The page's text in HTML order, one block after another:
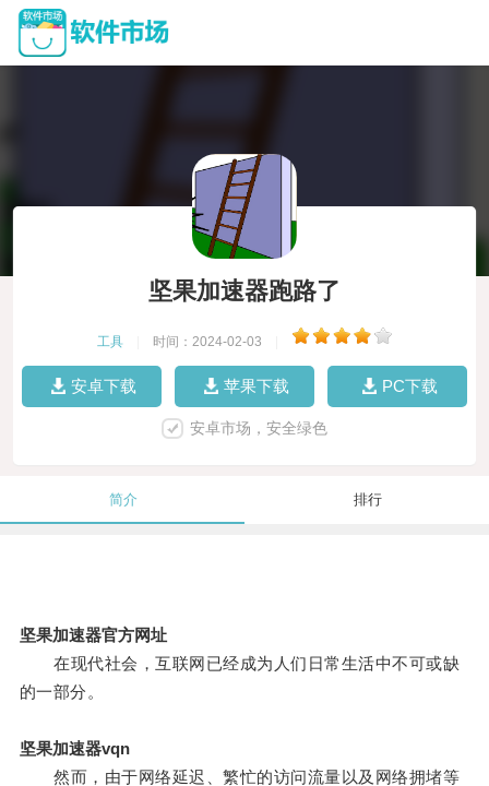
坚果加速器跑路了
工具 时间：2024-02-03
安卓下载 苹果下载 PC下载
安卓市场，安全绿色
简介 排行
坚果加速器官方网址
在现代社会，互联网已经成为人们日常生活中不可或缺
的一部分。
坚果加速器vqn
然而，由于网络延迟、繁忙的访问流量以及网络拥堵等